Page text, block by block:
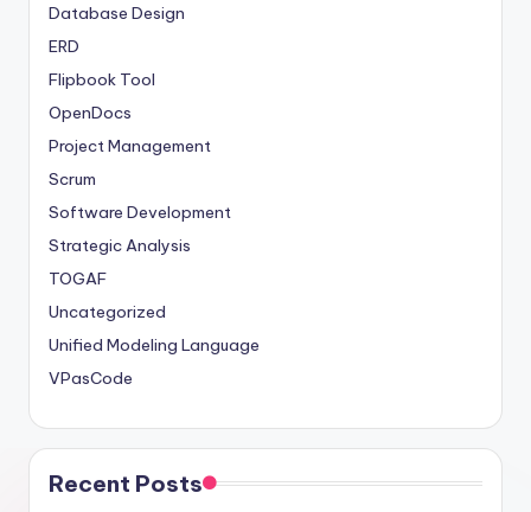
Database Design
ERD
Flipbook Tool
OpenDocs
Project Management
Scrum
Software Development
Strategic Analysis
TOGAF
Uncategorized
Unified Modeling Language
VPasCode
Recent Posts